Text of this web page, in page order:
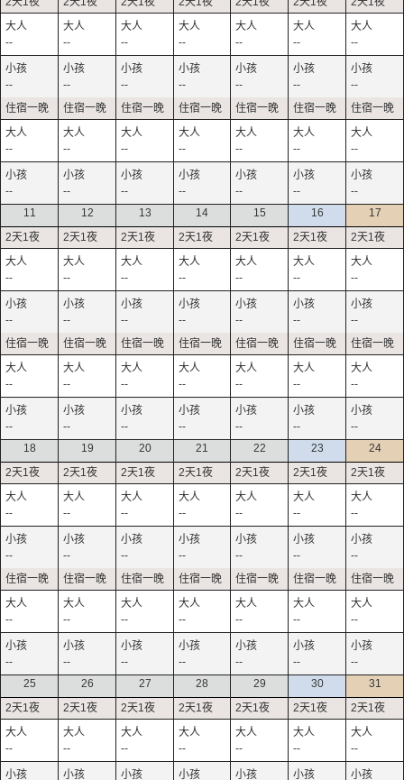
--
--
--
--
--
--
--
--
--
--
--
--
--
--
--
--
--
--
--
--
--
--
--
--
--
--
--
--
11
--
--
--
--
12
--
--
--
--
13
--
--
--
--
14
--
--
--
--
15
--
--
--
--
16
--
--
--
--
17
--
--
--
--
18
--
--
--
--
19
--
--
--
--
20
--
--
--
--
21
--
--
--
--
22
--
--
--
--
23
--
--
--
--
24
--
--
--
--
25
--
26
--
27
--
28
--
29
--
30
--
31
--